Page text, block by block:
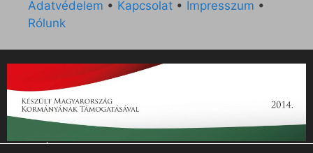
Adatvédelem • Kapcsolat • Impresszum •
Rólunk
„Az Új Ember katolikus hetilap 2014. évi működésének